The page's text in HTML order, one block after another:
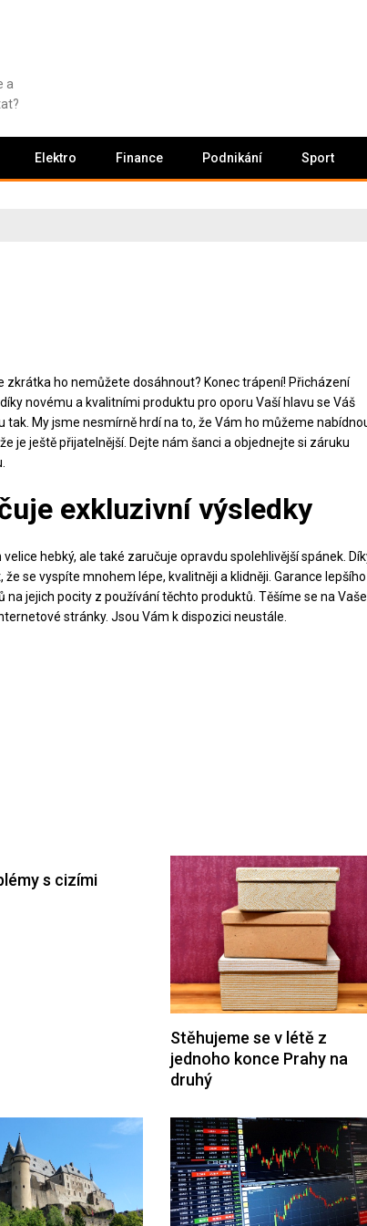
a
Elektro Finance Podnikání Sport
ho nemůžete dosáhnout? Konec trápení! Přicházení
díky novému a kvalitními produktu pro oporu Vaší hlavu se Váš
My jsme nesmírně hrdí na to, že Vám ho můžeme
je ještě přijatelnější. Dejte nám šanci a objednejte si záruku
exkluzivní výsledky
hebký, ale také zaručuje opravdu spolehlivější spánek.
se vyspíte mnohem lépe, kvalitněji a klidněji. Garance lepšího
jejich pocity z používání těchto produktů. Těšíme se na Vaše
stránky. Jsou Vám k dispozici neustále.
s cizími
Stěhujeme se v létě z
jednoho konce Prahy na
druhý